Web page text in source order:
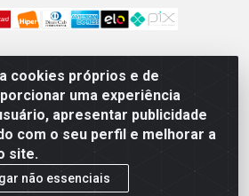
cookies próprios e de
uma experiência
apresentar publicidade
com o seu perfil e melhorar a
site.
não essenciais
ATACADISTA LTDA - CNPJ:
00 - Avenida Lobo Júnior, 1045 -
de Janeiro - RJ - CEP 21020-124